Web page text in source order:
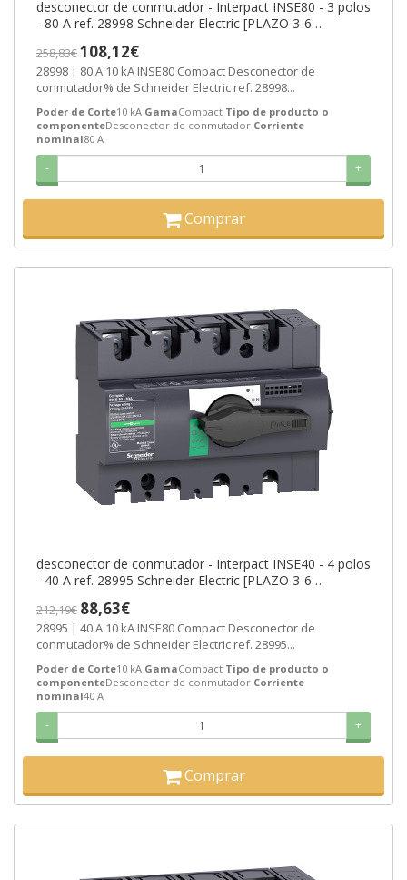
desconector de conmutador - Interpact INSE80 - 3 polos
- 80 A ref. 28998 Schneider Electric [PLAZO 3-6
258,83€108,12€
28998 | 80 A 10 kA INSE80 Compact Desconector de
conmutador% de Schneider Electric ref. 28998...
Poder de Corte10 kA GamaCompact Tipo de producto o
componenteDesconector de conmutador Corriente
nominal80 A
- +
Comprar
desconector de conmutador - Interpact INSE40 - 4 polos
- 40 A ref. 28995 Schneider Electric [PLAZO 3-6
212,19€ 88,63€
28995 | 40 A 10 kA INSE80 Compact Desconector de
conmutador% de Schneider Electric ref. 28995...
Poder de Corte10 kA GamaCompact Tipo de producto o
componenteDesconector de conmutador Corriente
nominal40 A
- +
Comprar